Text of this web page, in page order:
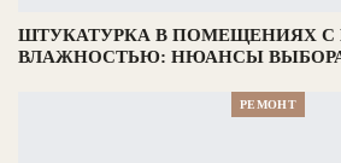
ШТУКАТУРКА В ПОМЕЩЕНИЯХ
ВЛАЖНОСТЬЮ: НЮАНСЫ
РЕМОНТ